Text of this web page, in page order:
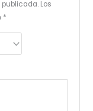
publicada. Los
*